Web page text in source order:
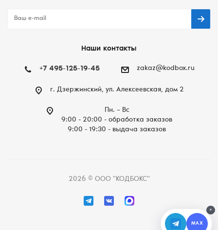
Наши контакты
+7 495-125-19-45 zakaz@kodbox.ru
г. Дзержинский, ул. Алексеевская, дом 2
Пн. – Вc
9:00 - 20:00 - обработка заказов
9:00 - 19:30 - выдача заказов
2026 © ООО "КОДБОКС"
×
MAX